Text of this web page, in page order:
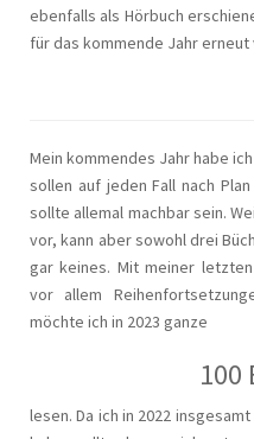
ebenfalls als Hörbuch
für das kommende Jahr erneut
Mein kommendes Jahr habe
sollen auf jeden Fall nach
sollte allemal machbar sein.
vor, kann aber sowohl drei
gar keines. Mit meiner
vor allem
möchte ich in 2023 ganze
100
lesen. Da ich in 2022